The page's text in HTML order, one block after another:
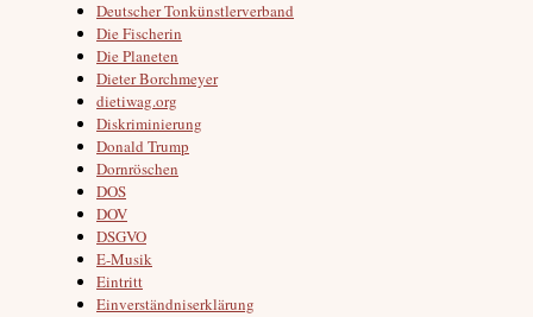
Deutscher Tonkünstlerverband
Die Fischerin
Die Planeten
Dieter Borchmeyer
dietiwag.org
Diskriminierung
Donald Trump
Dornröschen
DOS
DOV
DSGVO
E-Musik
Eintritt
Einverständniserklärung